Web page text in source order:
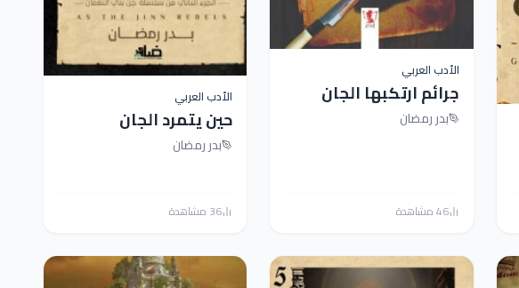
الأدب العربي
جرائم ارتكبها الجان
بدر رمضان
46 مشاهدة
الأدب العربي
حين يتمرد الجان
بدر رمضان
36 مشاهدة